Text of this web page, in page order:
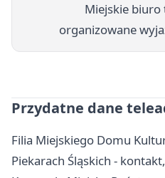
Miejskie biuro
organizowane
Przydatne dane
Filia Miejskiego Domu
Piekarach Śląskich -